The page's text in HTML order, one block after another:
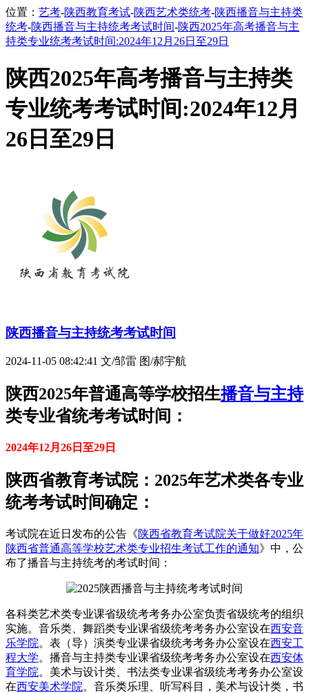
位置： 艺考-陕西教育考试-陕西艺术类统考-陕西播音与主持类
统考-陕西播音与主持统考考试时间-陕西2025年高考播音与主
持类专业统考考试时间:2024年12月26日至29日
陕西2025年高考播音与主持类
专业统考考试时间:2024年12月
26日至29日
陕西播音与主持统考考试时间
2024-11-05 08:42:41 文/邹雷 图/郝宇航
陕西2025年普通高等学校招生播音与主持
类专业省统考考试时间：
2024年12月26日至29日
陕西省教育考试院：2025年艺术类各专业
统考考试时间确定：
考试院在近日发布的公告《陕西省教育考试院关于做好2025年
陕西省普通高等学校艺术类专业招生考试工作的通知》中，公
布了播音与主持统考的考试时间：
各科类艺术类专业课省级统考考务办公室负责省级统考的组织
实施。音乐类、舞蹈类专业课省级统考考务办公室设在西安音
乐学院。表（导）演类专业课省级统考考务办公室设在西安工
程大学。播音与主持类专业课省级统考考务办公室设在西安体
育学院。美术与设计类、书法类专业课省级统考考务办公室设
在西安美术学院。音乐类乐理、听写科目，美术与设计类，书